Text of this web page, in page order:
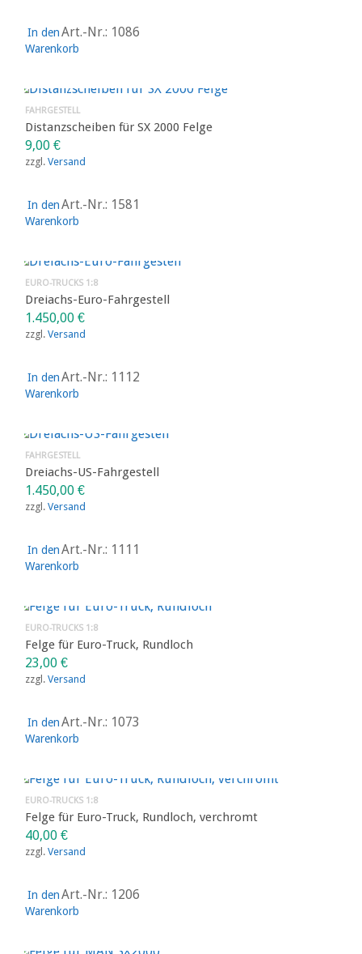
In den
Warenkorb
Art.-Nr.: 1086
FAHRGESTELL
Distanzscheiben für SX 2000 Felge
9,00 €
zzgl. Versand
In den
Warenkorb
Art.-Nr.: 1581
EURO-TRUCKS 1:8
Dreiachs-Euro-Fahrgestell
1.450,00 €
zzgl. Versand
In den
Warenkorb
Art.-Nr.: 1112
FAHRGESTELL
Dreiachs-US-Fahrgestell
1.450,00 €
zzgl. Versand
In den
Warenkorb
Art.-Nr.: 1111
EURO-TRUCKS 1:8
Felge für Euro-Truck, Rundloch
23,00 €
zzgl. Versand
In den
Warenkorb
Art.-Nr.: 1073
EURO-TRUCKS 1:8
Felge für Euro-Truck, Rundloch, verchromt
40,00 €
zzgl. Versand
In den
Warenkorb
Art.-Nr.: 1206